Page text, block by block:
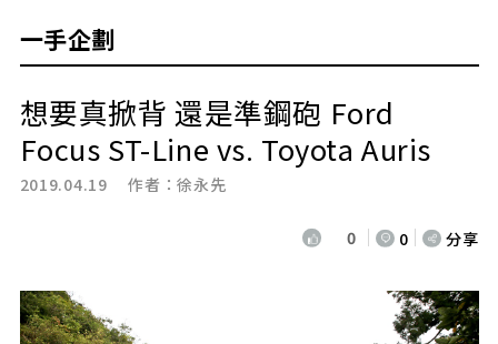
一手企劃
想要真掀背 還是準鋼砲 Ford
Focus ST-Line vs. Toyota Auris
2019.04.19 作者：徐永先
0 0 分享